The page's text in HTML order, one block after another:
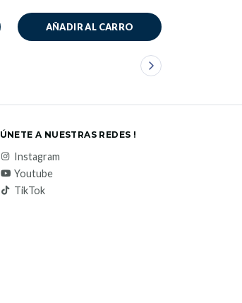
AÑADIR AL CARRO
ÚNETE A NUESTRAS REDES !
Instagram
Youtube
TikTok